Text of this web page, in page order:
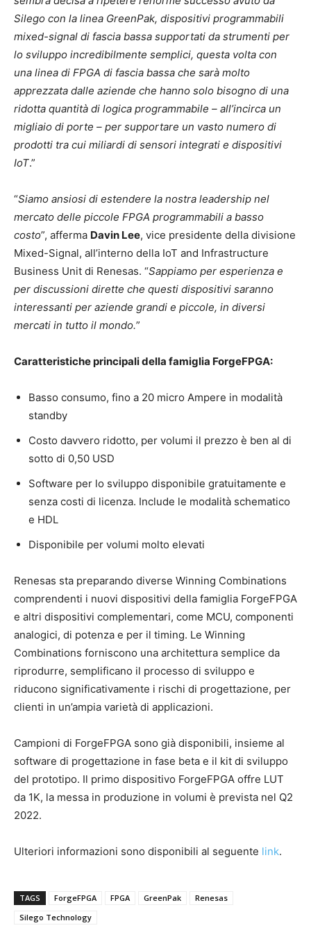
Silego con la linea GreenPak, dispositivi programmabili
mixed-signal di fascia bassa supportati da strumenti per
lo sviluppo incredibilmente semplici, questa volta con
una linea di FPGA di fascia bassa che sarà molto
apprezzata dalle aziende che hanno solo bisogno di una
ridotta quantità di logica programmabile – all’incirca un
migliaio di porte – per supportare un vasto numero di
prodotti tra cui miliardi di sensori integrati e dispositivi
IoT.”
“Siamo ansiosi di estendere la nostra leadership nel
mercato delle piccole FPGA programmabili a basso
costo”, afferma Davin Lee, vice presidente della divisione
Mixed-Signal, all’interno della IoT and Infrastructure
Business Unit di Renesas. “Sappiamo per esperienza e
per discussioni dirette che questi dispositivi saranno
interessanti per aziende grandi e piccole, in diversi
mercati in tutto il mondo.”
Caratteristiche principali della famiglia ForgeFPGA:
Basso consumo, fino a 20 micro Ampere in modalità
standby
Costo davvero ridotto, per volumi il prezzo è ben al di
sotto di 0,50 USD
Software per lo sviluppo disponibile gratuitamente e
senza costi di licenza. Include le modalità schematico
e HDL
Disponibile per volumi molto elevati
Renesas sta preparando diverse Winning Combinations
comprendenti i nuovi dispositivi della famiglia ForgeFPGA
e altri dispositivi complementari, come MCU, componenti
analogici, di potenza e per il timing. Le Winning
Combinations forniscono una architettura semplice da
riprodurre, semplificano il processo di sviluppo e
riducono significativamente i rischi di progettazione, per
clienti in un’ampia varietà di applicazioni.
Campioni di ForgeFPGA sono già disponibili, insieme al
software di progettazione in fase beta e il kit di sviluppo
del prototipo. Il primo dispositivo ForgeFPGA offre LUT
da 1K, la messa in produzione in volumi è prevista nel Q2
2022.
Ulteriori informazioni sono disponibili al seguente link.
TAGS ForgeFPGA FPGA GreenPak
Renesas
Silego Technology